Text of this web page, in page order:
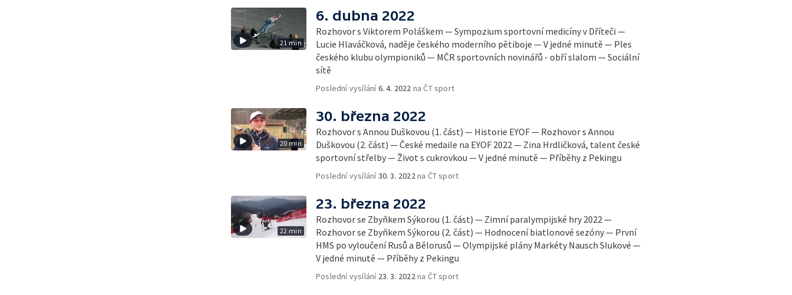
21 min
6. dubna 2022
Rozhovor s Viktorem Poláškem — Sympozium sportovní medicíny v Dříteči —
Lucie Hlaváčková, naděje českého moderního pětiboje — V jedné minutě — Ples
českého klubu olympioniků — MČR sportovních novinářů - obří slalom — Sociální
sítě
Poslední vysílání6. 4. 2022 na ČT sport
20 min
30. března 2022
Rozhovor s Annou Duškovou (1. část) — Historie EYOF — Rozhovor s Annou
Duškovou (2. část) — České medaile na EYOF 2022 — Zina Hrdličková, talent české
sportovní střelby — Život s cukrovkou — V jedné minutě — Příběhy z Pekingu
Poslední vysílání30. 3. 2022na ČT sport
22 min
23. března 2022
Rozhovor se Zbyňkem Sýkorou (1. část) — Zimní paralympijské hry 2022 —
Rozhovor se Zbyňkem Sýkorou (2. část) — Hodnocení biatlonové sezóny — První
HMS po vyloučení Rusů a Bělorusů — Olympijské plány Markéty Nausch Slukové —
V jedné minutě — Příběhy z Pekingu
Poslední vysílání 23. 3. 2022na ČT sport